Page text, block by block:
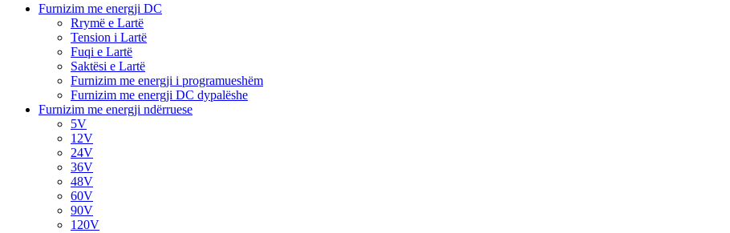
Furnizim me energji DC
Rrymë e Lartë
Tension i Lartë
Fuqi e Lartë
Saktësi e Lartë
Furnizim me energji i programueshëm
Furnizim me energji DC dypalëshe
Furnizim me energji ndërruese
5V
12V
24V
36V
48V
60V
90V
120V